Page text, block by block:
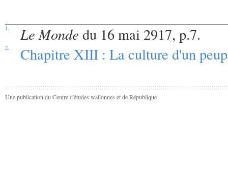
1. Le Monde du 16 mai 2917, p.7.
2. Chapitre XIII : La culture d'un
Une publication du Centre d'études wallonnes et de République